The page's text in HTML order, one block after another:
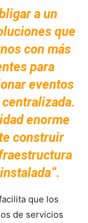
a un
que
con más
para
eventos
enorme
construir
que los
de servicios